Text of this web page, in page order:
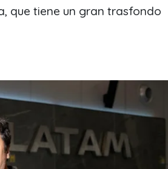
que tiene un gran trasfondo